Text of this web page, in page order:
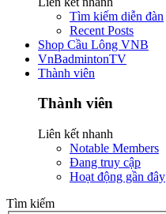
Tìm kiếm diễn đàn
Recent Posts
Shop Cầu Lông VNB
VnBadmintonTV
Thành viên
Thành viên
Liên kết nhanh
Notable Members
Đang truy cập
Hoạt động gần đây
Tìm kiếm